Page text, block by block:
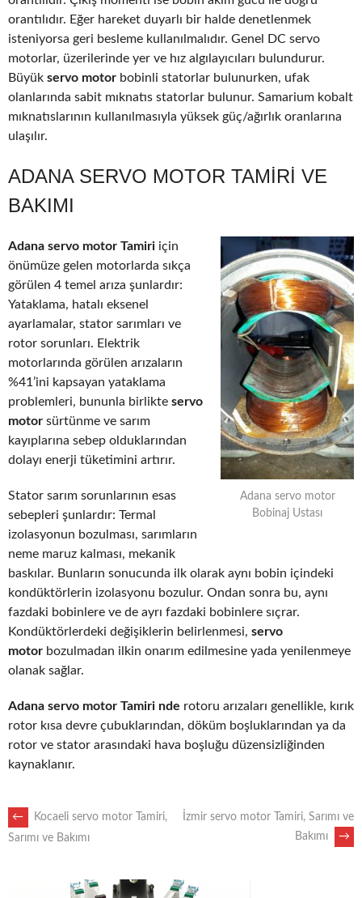
orantılıdır. Eğer hareket duyarlı bir halde denetlenmek
isteniyorsa geri besleme kullanılmalıdır. Genel DC servo
motorlar, üzerilerinde yer ve hız algılayıcıları bulundurur.
Büyük servo motor bobinli statorlar bulunurken, ufak
olanlarında sabit mıknatıs statorlar bulunur. Samarium kobalt
mıknatıslarının kullanılmasıyla yüksek güç/ağırlık oranlarına
ulaşılır.
ADANA SERVO MOTOR TAMIRI VE
BAKIMI
Adana servo motor
Bobinaj Ustası
Adana servo motor Tamiri için
önümüze gelen motorlarda sıkça
görülen 4 temel arıza şunlardır:
Yataklama, hatalı eksenel
ayarlamalar, stator sarımları ve
rotor sorunları. Elektrik
motorlarında görülen arızaların
%41’ini kapsayan yataklama
problemleri, bununla birlikte servo
motor sürtünme ve sarım
kayıplarına sebep olduklarından
dolayı enerji tüketimini artırır.
Stator sarım sorunlarının esas
sebepleri şunlardır: Termal
izolasyonun bozulması, sarımların
neme maruz kalması, mekanik
baskılar. Bunların sonucunda ilk olarak aynı bobin içindeki
kondüktörlerin izolasyonu bozulur. Ondan sonra bu, aynı
fazdaki bobinlere ve de ayrı fazdaki bobinlere sıçrar.
Kondüktörlerdeki değişiklerin belirlenmesi, servo
motor bozulmadan ilkin onarım edilmesine yada yenilenmeye
olanak sağlar.
Adana servo motor Tamiri nde rotoru arızaları genellikle, kırık
rotor kısa devre çubuklarından, döküm boşluklarından ya da
rotor ve stator arasındaki hava boşluğu düzensizliğinden
kaynaklanır.
POST
NAVIGATION
←
Kocaeli servo motor Tamiri,
Sarımı ve Bakımı
İzmir servo motor Tamiri, Sarımı ve
Bakımı
→